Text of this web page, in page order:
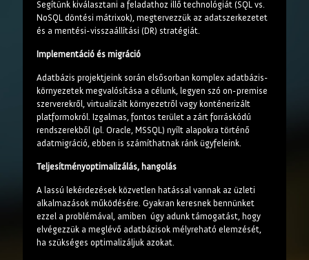
Segítünk kiválasztani a feladathoz illő technológiát (SQL vs.
NoSQL döntési mátrixok), megtervezzük az adatszerkezetet
és a mentési-visszaállítási (DR) stratégiát.
Implementáció és migráció
Adatbázis projektjeink során elsősorban komplex adatbázis-
környezetek megvalósítása a célunk, legyen szó on-premise
szerverekről, virtualizált környezetről vagy konténerizált
platformokról. Izgalmas, fontos terület a zárt forráskódú
rendszerekből (pl. Oracle, MSSQL) nyílt alapokra történő
adatmigráció, ebben is számíthatnak ránk ügyfeleink.
Teljesítményoptimalizálás, hangolás
A lassú lekérdezések közvetlen hatással vannak az üzleti
alkalmazások működésére. Gyakran keresnek bennünket
ezzel a problémával, amiben úgy adunk támogatást, hogy
elvégezzük a meglévő adatbázisok mélyreható elemzését,
ha szükséges optimalizáljuk azokat.